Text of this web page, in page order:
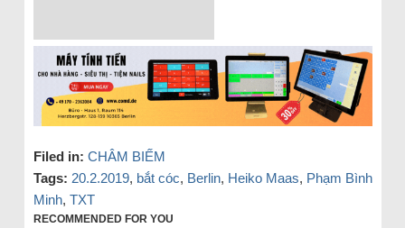
Filed in: CHÂM BIẾM
Tags: 20.2.2019, bắt cóc, Berlin, Heiko Maas, Phạm Bình
Minh, TXT
RECOMMENDED FOR YOU